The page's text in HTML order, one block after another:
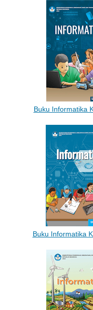
Buku Informatika
Buku Informatika